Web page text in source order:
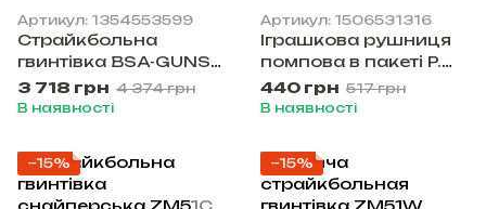
Артикул: 1354553599
Страйкбольна
гвинтівка BSA-GUNS
XL Tactical (M96T)
3 718 грн 4 374 грн
В наявності
Артикул: 1506531316
Іграшкова рушниця
помпова в пакеті P.
788
440 грн 517 грн
В наявності
−15% −15%